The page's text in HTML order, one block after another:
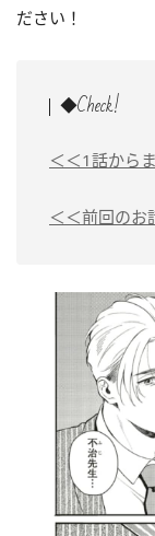
ださい！
◆Check!
＜＜1話から
＜＜前回のお